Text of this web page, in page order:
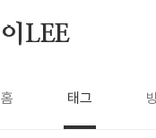
이LEE
홈 태그